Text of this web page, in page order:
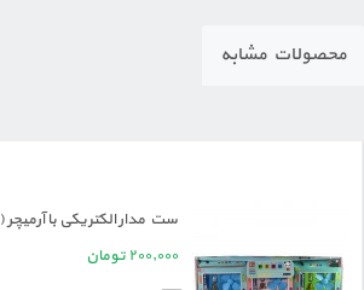
محصولات مشابه
ست مدار الکتریکی با آرمیچر (16 تایی)
۲۰۰,۰۰۰ تومان